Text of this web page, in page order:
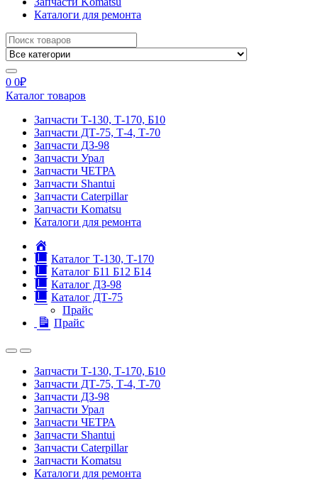
Каталоги для ремонта
Search
for:
0 0₽
Каталог товаров
Запчасти Т-130, Т-170, Б10
Запчасти ДТ-75, Т-4, Т-70
Запчасти ДЗ-98
Запчасти Урал
Запчасти ЧЕТРА
Запчасти Shantui
Запчасти Caterpillar
Запчасти Komatsu
Каталоги для ремонта
Каталог Т-130, Т-170
Каталог Б11 Б12 Б14
Каталог ДЗ-98
Каталог ДТ-75
Прайс
Прайс
Запчасти Т-130, Т-170, Б10
Запчасти ДТ-75, Т-4, Т-70
Запчасти ДЗ-98
Запчасти Урал
Запчасти ЧЕТРА
Запчасти Shantui
Запчасти Caterpillar
Запчасти Komatsu
Каталоги для ремонта